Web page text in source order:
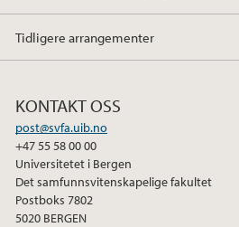
r
o
k
Tidligere arrangementer
KONTAKT OSS
post@svfa.uib.no
+47 55 58 00 00
Universitetet i Bergen
Det samfunnsvitenskapelige fakultet
Postboks 7802
5020 BERGEN